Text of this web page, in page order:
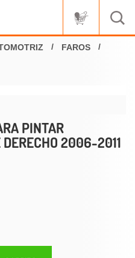
FAROS
PINTAR
2006-2011